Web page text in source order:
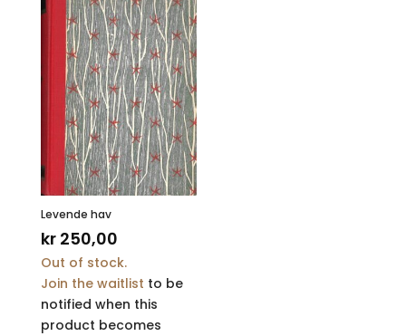
Levende hav
kr250,00
Out of stock.
Join the waitlist to be
notified when this
product becomes